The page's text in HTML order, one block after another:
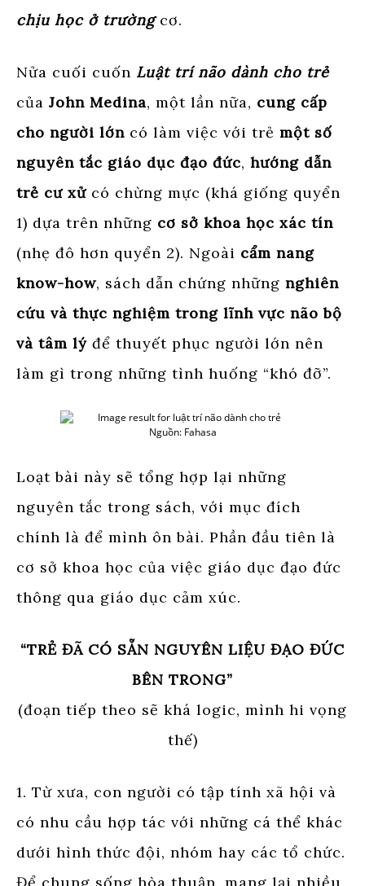
chịu học ở trườngcơ.
Nửa cuối cuốn Luật trí não dành cho trẻ
của John Medina, một lần nữa, cung cấp
cho người lớn có làm việc với trẻ một số
nguyên tắc giáo dục đạo đức, hướng dẫn
trẻ cư xửcó chừng mực (khá giống quyển
1) dựa trên những cơ sở khoa học xác tín
(nhẹ đô hơn quyển 2). Ngoài cẩm nang
know-how, sách dẫn chứng những nghiên
cứu và thực nghiệm trong lĩnh vực não bộ
và tâm lý để thuyết phục người lớn nên
làm gì trong những tình huống “khó đỡ”.
Nguồn: Fahasa
Loạt bài này sẽ tổng hợp lại những
nguyên tắc trong sách, với mục đích
chính là để mình ôn bài. Phần đầu tiên là
cơ sở khoa học của việc giáo dục đạo đức
thông qua giáo dục cảm xúc.
“TRẺ ĐÃ CÓ SẴN NGUYÊN LIỆU ĐẠO ĐỨC
BÊN TRONG”
(đoạn tiếp theo sẽ khá logic, mình hi vọng
thế)
1. Từ xưa, con người có tập tính xã hội và
có nhu cầu hợp tác với những cá thể khác
dưới hình thức đội, nhóm hay các tổ chức.